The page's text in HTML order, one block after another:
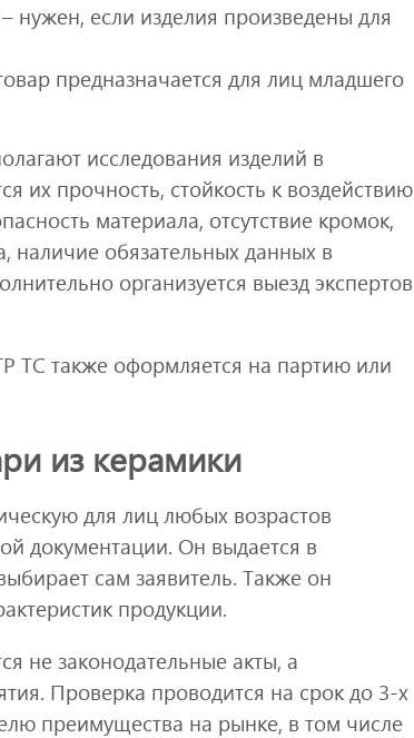
нужен, если изделия произведены для
предназначается для лиц младшего
исследования изделий в
их прочность, стойкость к воздействию
материала, отсутствие кромок,
наличие обязательных данных в
организуется выезд экспертов
ТС также оформляется на партию или
из керамики
для лиц любых возрастов
документации. Он выдается в
сам заявитель. Также он
продукции.
не законодательные акты, а
Проверка проводится на срок до 3-х
преимущества на рынке, в том числе